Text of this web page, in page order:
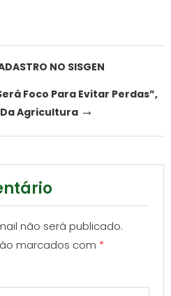
NO SISGEN
Foco Para Evitar Perdas”,
Agricultura →
não será publicado.
marcados com *